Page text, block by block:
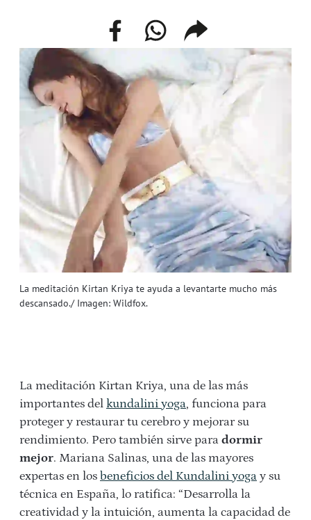
La meditación Kirtan Kriya te ayuda a levantarte mucho más
descansado./ Imagen: Wildfox.
facebookwhatsappcompartir
enlace
La meditación Kirtan Kriya, una de las más
importantes del kundalini yoga, funciona para
proteger y restaurar tu cerebro y mejorar su
rendimiento. Pero también sirve para dormir
mejor. Mariana Salinas, una de las mayores
expertas en los beneficios del Kundalini yoga y su
técnica en España, lo ratifica: “Desarrolla la
creatividad y la intuición, aumenta la capacidad de